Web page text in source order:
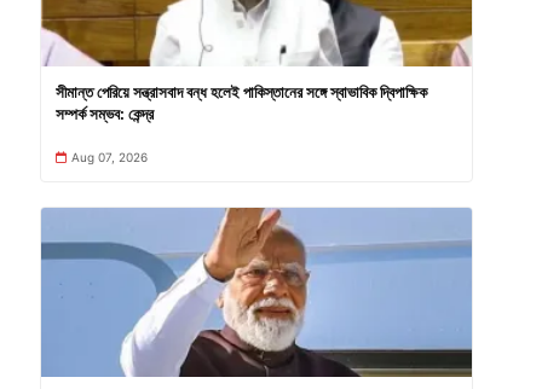
সীমান্ত পেরিয়ে সন্ত্রাসবাদ বন্ধ হলেই পাকিস্তানের সঙ্গে স্বাভাবিক দ্বিপাক্ষিক
সম্পর্ক সম্ভব: কেন্দ্র
Aug 07, 2026